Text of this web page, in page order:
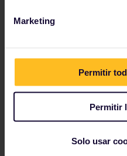
Marketing
Permitir
Permitir
Solo usar
asientos que es
incluida en estos
hacer la reserva para el